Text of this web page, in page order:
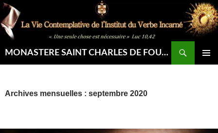
Aller
au
contenu
MONASTERE SAINT CHARLES DE FOUCAULD
Archives mensuelles : septembre 2020